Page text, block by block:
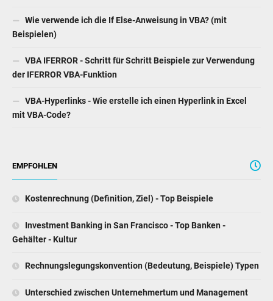
Wie verwende ich die If Else-Anweisung in VBA? (mit
Beispielen)
VBA IFERROR - Schritt für Schritt Beispiele zur Verwendung
der IFERROR VBA-Funktion
VBA-Hyperlinks - Wie erstelle ich einen Hyperlink in Excel
mit VBA-Code?
EMPFOHLEN
Kostenrechnung (Definition, Ziel) - Top Beispiele
Investment Banking in San Francisco - Top Banken -
Gehälter - Kultur
Rechnungslegungskonvention (Bedeutung, Beispiele) Typen
Unterschied zwischen Unternehmertum und Management